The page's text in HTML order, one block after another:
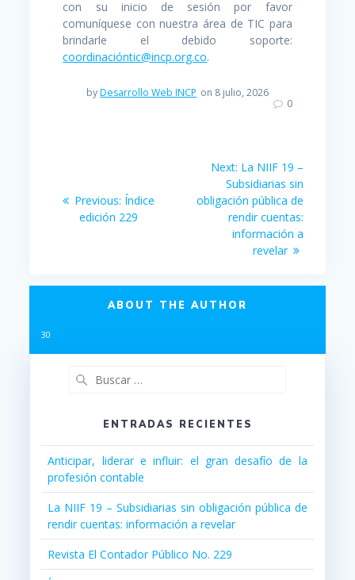
con su inicio de sesión por favor
comuníquese con nuestra área de TIC para
brindarle el debido soporte:
coordinacióntic@incp.org.co.
byDesarrollo Web INCP on 8 julio, 2026
0
entradas
Previous: Previous
post:
Índice
edición 229
Next: Next
post:
La NIIF 19 –
Subsidiarias sin
obligación pública de
rendir cuentas:
información a
revelar
ABOUT THE AUTHOR
30
ENTRADAS RECIENTES
Anticipar, liderar e influir: el gran desafío de la
profesión contable
La NIIF 19 – Subsidiarias sin obligación pública de
rendir cuentas: información a revelar
Revista El Contador Público No. 229